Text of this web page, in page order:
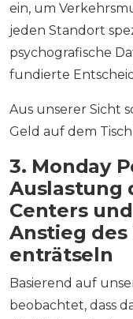
ein, um
jeden Standort
psychografische
fundierte
Aus unserer Sicht
Geld auf dem Tisch
3. Monday
Auslastung
Centers
Anstieg des
enträtseln
Basierend auf
beobachtet, dass